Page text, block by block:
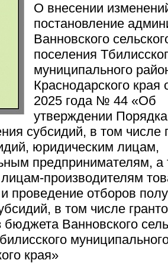
О внесении
постановление
Ванновского
поселения
муниципального
Краснодарского края
2025 года № 44 «Об
утверждении Порядка
субсидий, в том числе
юридическим лицам,
предпринимателям, а
производителям
и проведение отборов
в том числе
бюджета Ванновского
края»